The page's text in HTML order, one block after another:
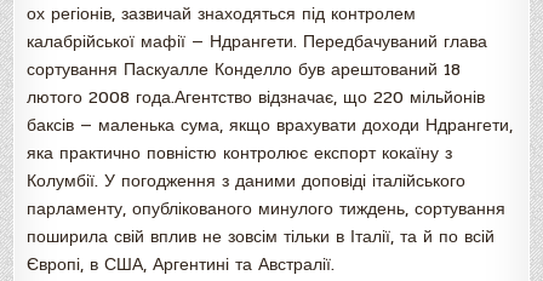
ох регіонів, зазвичай знаходяться під контролем
калабрійської мафії — Ндрангети. Передбачуваний глава
сортування Паскуалле Конделло був арештований 18
лютого 2008 года.Агентство відзначає, що 220 мільйонів
баксів — маленька сума, якщо врахувати доходи Ндрангети,
яка практично повністю контролює експорт кокаїну з
Колумбії. У погодження з даними доповіді італійського
парламенту, опублікованого минулого тиждень, сортування
поширила свій вплив не зовсім тільки в Італії, та й по всій
Європі, в США, Аргентині та Австралії.